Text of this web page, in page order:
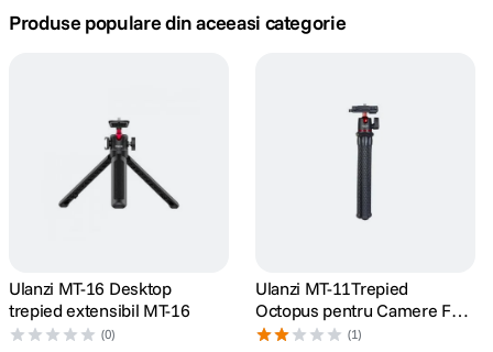
4. peak design
lavaliera
card memorie
9 . dji osmo
10 . insta 360
Produse populare din aceeasi categorie
Ulanzi MT-16 Desktop
trepied extensibil MT-16
(0)
Ulanzi MT-11Trepied
Octopus pentru Camere Foto
si Smartphone
(1)